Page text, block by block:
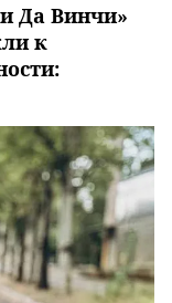
Да Винчи»
к